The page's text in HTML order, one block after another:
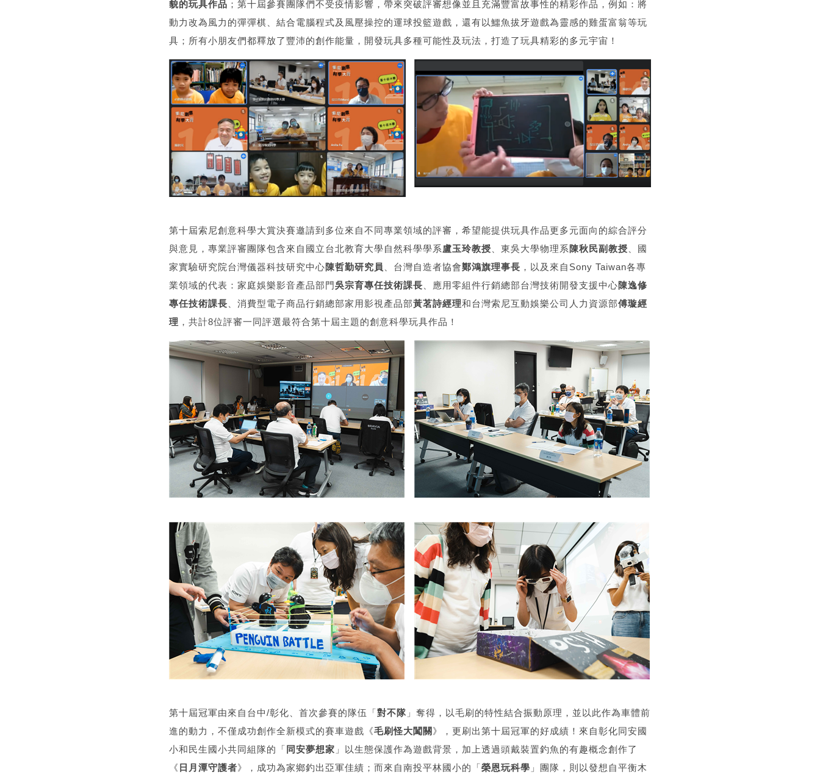
貌的玩具作品 ；第十屆參賽團隊們不受疫情影響，帶來突破評審想像並且充滿豐富故事性的精彩作品，例如：將
動力改為風力的彈彈棋、結合電腦程式及風壓操控的運球投籃遊戲，還有以鱷魚拔牙遊戲為靈感的雞蛋富翁等玩
具；所有小朋友們都釋放了豐沛的創作能量，開發玩具多種可能性及玩法，打造了玩具精彩的多元宇宙！
第十屆索尼創意科學大賞決賽邀請到多位來自不同專業領域的評審，希望能提供玩具作品更多元面向的綜合評分
與意見，專業評審團隊包含來自國立台北教育大學自然科學學系盧玉玲教授、東吳大學物理系陳秋民副教授、國
家實驗研究院台灣儀器科技研究中心陳哲勤研究員 、台灣自造者協會鄭鴻旗理事長 ，以及來自Sony Taiwan各專
業領域的代表：家庭娛樂影音產品部門吳宗育專任技術課長、應用零組件行銷總部台灣技術開發支援中心陳逸修
專任技術課長、消費型電子商品行銷總部家用影視產品部黃茗詩經理和台灣索尼互動娛樂公司人力資源部傅璇經
理 ，共計8位評審一同評選最符合第十屆主題的創意科學玩具作品！
第十屆冠軍由來自台中/彰化、首次參賽的隊伍「 對不隊 」奪得，以毛刷的特性結合振動原理，並以此作為車體前
進的動力，不僅成功創作全新模式的賽車遊戲《毛刷怪大闖關 》，更刷出第十屆冠軍的好成績！來自彰化同安國
小和民生國小共同組隊的「 同安夢想家 」以生態保護作為遊戲背景，加上透過頭戴裝置釣魚的有趣概念創作了
《 日月潭守護者》，成功為家鄉釣出亞軍佳績；而來自南投平林國小的「 榮恩玩科學 」團隊，則以發想自平衡木